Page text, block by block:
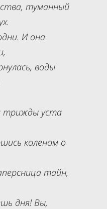
туманный
И она
воды
трижды уста
коленом о
тайн,
дня! Вы,